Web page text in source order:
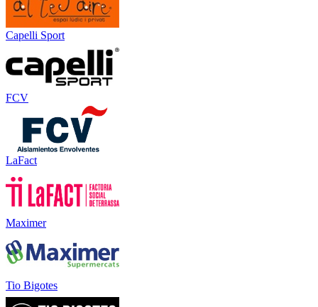
Capelli Sport
FCV
LaFact
Maximer
Tio Bigotes